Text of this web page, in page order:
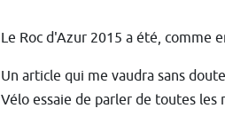
Le Roc d'Azur 2015 a été, comme
Un article qui me vaudra sans
Vélo essaie de parler de toutes les